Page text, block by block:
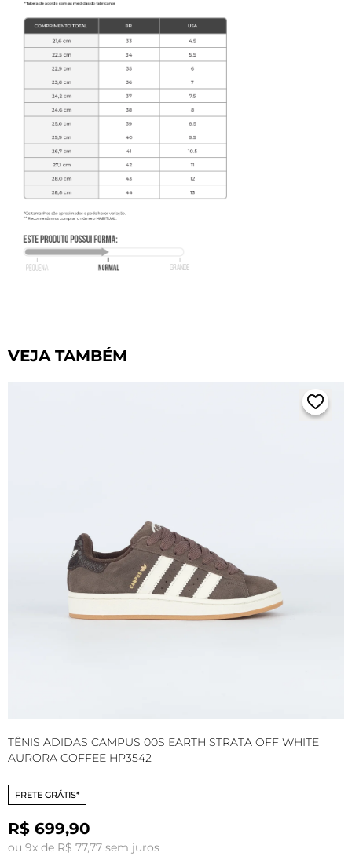
VEJA TAMBÉM
TÊNIS ADIDAS CAMPUS 00S EARTH STRATA OFF WHITE
AURORA COFFEE HP3542
FRETE GRÁTIS*
R$ 699,90
ou 9x de R$ 77,77 sem juros